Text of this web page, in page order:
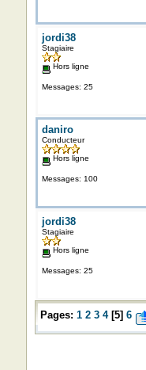
jordi38
Stagiaire
Hors ligne
Messages: 25
daniro
Conducteur
Hors ligne
Messages: 100
jordi38
Stagiaire
Hors ligne
Messages: 25
Pages: 1 2 3 4[5] 6